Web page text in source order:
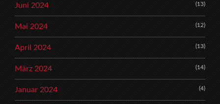
Juni 2024 (13)
Mai 2024 (12)
April 2024 (13)
März 2024 (14)
Januar 2024 (4)